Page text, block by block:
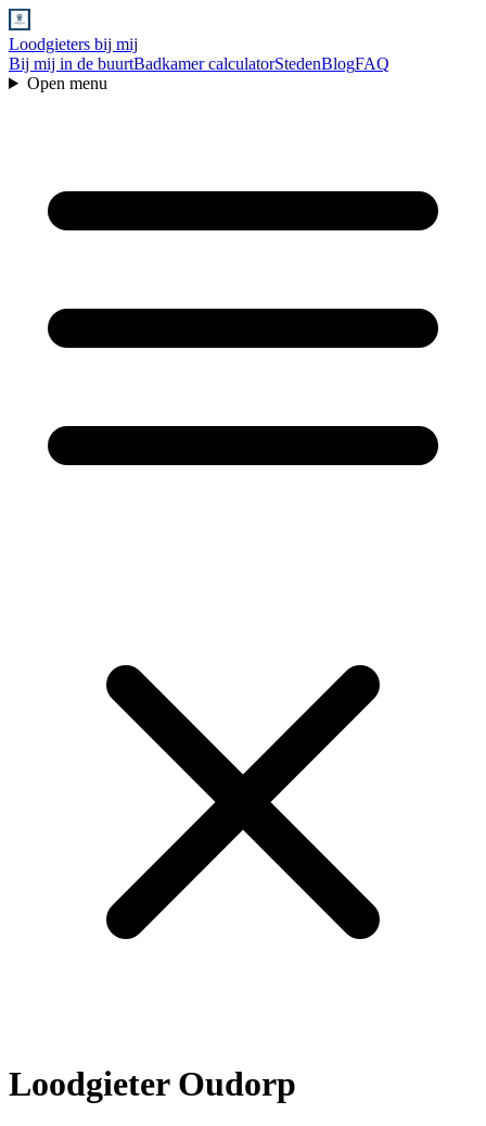
Loodgieters bij mij
Bij mij in de buurtBadkamer calculatorStedenBlogFAQ
Open menu
Loodgieter Oudorp